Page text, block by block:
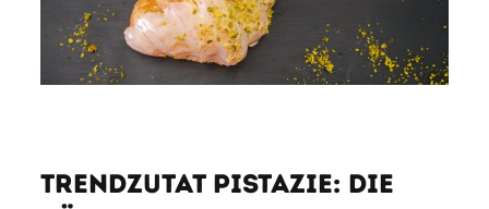
Trendzutat Pistazie: Die